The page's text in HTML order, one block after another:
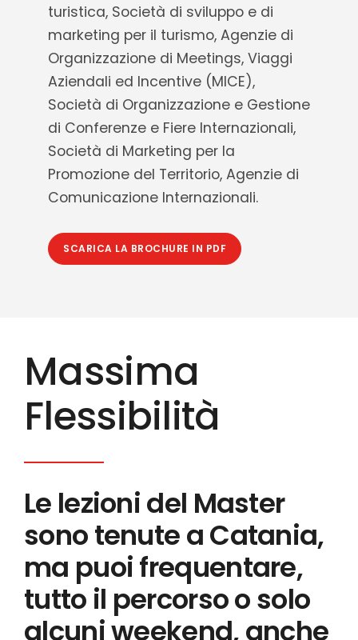
turistica, Società di sviluppo e di
marketing per il turismo, Agenzie di
Organizzazione di Meetings, Viaggi
Aziendali ed Incentive (MICE),
Società di Organizzazione e Gestione
di Conferenze e Fiere Internazionali,
Società di Marketing per la
Promozione del Territorio, Agenzie di
Comunicazione Internazionali.
SCARICA LA BROCHURE IN PDF
Massima
Flessibilità
Le lezioni del Master
sono tenute a Catania,
ma puoi frequentare,
tutto il percorso o solo
alcuni weekend, anche